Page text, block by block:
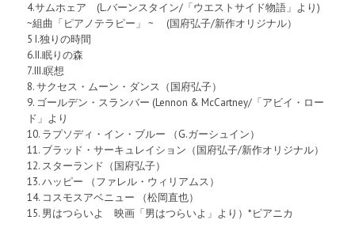
4.サムホェア (L.バーンスタイン/「ウエストサイド物語」より)
~組曲「ピアノテラピー」 ~ (国府弘子/新作オリジナル）
5 I.独りの時間
6.II.眠りの森
7.III.瞑想
8. サクセス・ムーン・ダンス（国府弘子）
9. ゴールデン・スランバー (Lennon & McCartney/「アビイ・ロー
ド」より
10. ラプソディ・イン・ブルー （G.ガーシュイン）
11. ブラッド・サーキュレイション（国府弘子/新作オリジナル）
12. スターランド（国府弘子）
13. ハッピー （ファレル・ウィリアムス）
14. コスモスアベニュー （松岡直也）
15. 男はつらいよ 映画「男はつらいよ」より）*ピアニカ